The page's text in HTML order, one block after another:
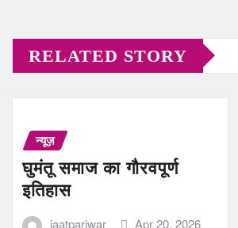
RELATED STORY
न्यूज़
घुमंतू समाज का गौरवपूर्ण
इतिहास
jaatpariwar Apr 20, 2026